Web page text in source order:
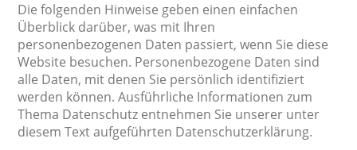
Die folgenden Hinweise geben einen einfachen
Überblick darüber, was mit Ihren
personenbezogenen Daten passiert, wenn Sie diese
Website besuchen. Personenbezogene Daten sind
alle Daten, mit denen Sie persönlich identifiziert
werden können. Ausführliche Informationen zum
Thema Datenschutz entnehmen Sie unserer unter
diesem Text aufgeführten Datenschutzerklärung.